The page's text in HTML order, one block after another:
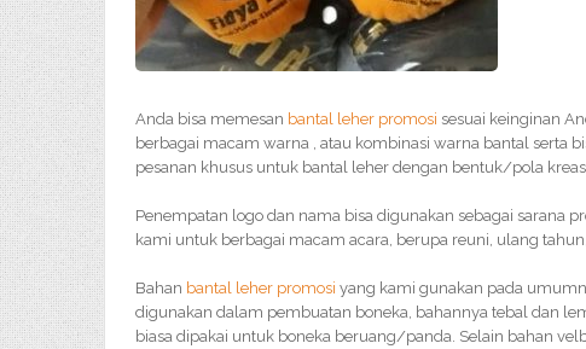
Anda bisa memesan bantal leher promosi sesuai keinginan
berbagai macam warna , atau kombinasi warna bantal serta
pesanan khusus untuk bantal leher dengan bentuk/pola
Penempatan logo dan nama bisa digunakan sebagai sarana
kami untuk berbagai macam acara, berupa reuni, ulang
Bahan bantal leher promosi yang kami gunakan pada
digunakan dalam pembuatan boneka, bahannya tebal dan
biasa dipakai untuk boneka beruang/panda. Selain bahan